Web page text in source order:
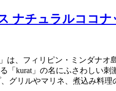
ナチュラルココナ
」は、フィリピン・ミンダナ
「kurat」の名にふさわしい
グリルやマリネ、煮込み料